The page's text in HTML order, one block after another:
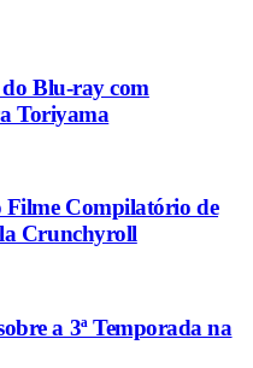
Blu-ray com
Toriyama
Compilatório de
Crunchyroll
a 3ª Temporada na